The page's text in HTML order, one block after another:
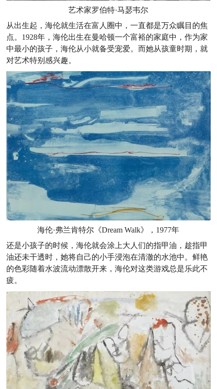
艺术家罗伯特·马瑟韦尔
从出生起，海伦就生活在富人圈中，一直都是万众瞩目的焦
点。1928年，海伦出生在曼哈顿一个富裕的家庭中，作为家
中最小的孩子，海伦从小就备受宠爱。而她从孩童时期，就
对艺术特别感兴趣。
海伦·弗兰肯特尔《Dream Walk》，1977年
还是小孩子的时候，海伦就会涂上大人们的指甲油，趁指甲
油还未干透时，她将自己的小手浸泡在清澈的水池中。鲜艳
的色彩随着水波流动漂散开来，海伦对这类游戏总是乐此不
疲。